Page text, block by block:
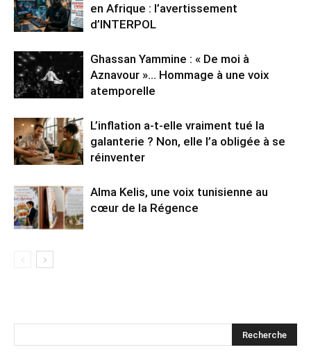
en Afrique : l’avertissement
d’INTERPOL
Ghassan Yammine : « De moi à
Aznavour »… Hommage à une voix
atemporelle
L’inflation a-t-elle vraiment tué la
galanterie ? Non, elle l’a obligée à se
réinventer
Alma Kelis, une voix tunisienne au
cœur de la Régence